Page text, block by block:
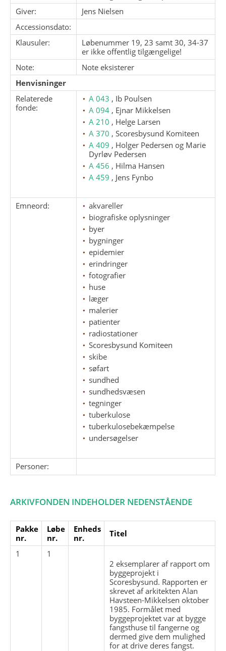
Giver:
Jens Nielsen
Accessionsdato:
Klausuler:
Løbenummer 19, 23 samt 30, 34-37
er ikke offentlig tilgængelige!
Note:
Note eksisterer
Henvisninger
Relaterede
fonde:
A 043 , Ib Poulsen
A 094 , Ejnar Mikkelsen
A 210 , Helge Larsen
A 370 , Scoresbysund Komiteen
A 409 , Holger Pedersen og Marie
Dyrløv Pedersen
A 456 , Hilma Hansen
A 459 , Jens Fynbo
Emneord:
akvareller
biografiske oplysninger
byer
bygninger
epidemier
erindringer
fotografier
huse
læger
malerier
patienter
radiostationer
Scoresbysund Komiteen
skibe
søfart
sundhed
sundhedsvæsen
tegninger
tuberkulose
tuberkulosebekæmpelse
undersøgelser
Personer:
ARKIVFONDEN INDEHOLDER NEDENSTÅENDE
Pakke
nr.
Løbe
nr.
Enheds
nr.
Titel
1
1
2 eksemplarer af rapport om
byggeprojekt i
Scoresbysund. Rapporten er
skrevet af arkitekten Alan
Havsteen-Mikkelsen oktober
1985. Formålet med
byggeprojektet var at bygge
fangsthuse til fangerne og
dermed give dem mulighed
for at drive deres fangst.